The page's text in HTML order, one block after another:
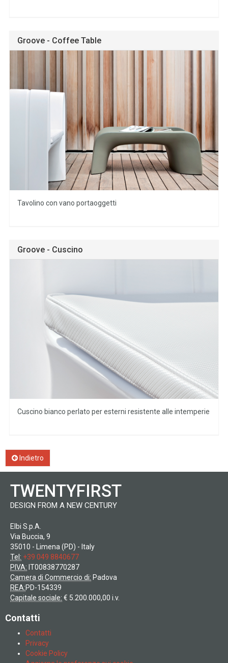
Groove - Coffee Table
Tavolino con vano portaoggetti
Groove - Cuscino
Cuscino bianco perlato per esterni resistente alle intemperie
Indietro
TWENTYFIRST
DESIGN FROM A NEW CENTURY
Elbi S.p.A.
Via Buccia, 9
35010 - Limena (PD) - Italy
Tel: +39 049 8840677
PIVA: IT00838770287
Camera di Commercio di: Padova
REA:PD-154339
Capitale sociale: € 5.200.000,00 i.v.
Contatti
Contatti
Privacy
Cookie Policy